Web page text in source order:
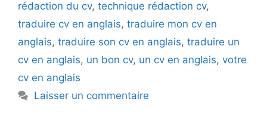
rédaction du cv, technique rédaction cv,
traduire cv en anglais, traduire mon cv en
anglais, traduire son cv en anglais, traduire un
cv en anglais, un bon cv, un cv en anglais, votre
cv en anglais
Laisser un commentaire